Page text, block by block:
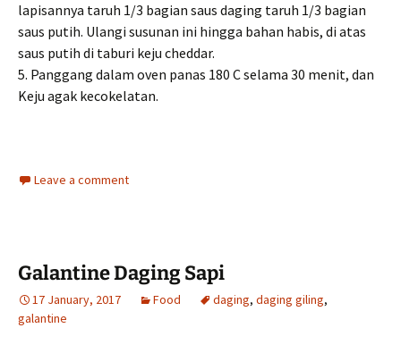
lapisannya taruh 1/3 bagian saus daging taruh 1/3 bagian
saus putih. Ulangi susunan ini hingga bahan habis, di atas
saus putih di taburi keju cheddar.
5. Panggang dalam oven panas 180 C selama 30 menit, dan
Keju agak kecokelatan.
Leave a comment
Galantine Daging Sapi
17 January, 2017 Food daging, daging giling,
galantine